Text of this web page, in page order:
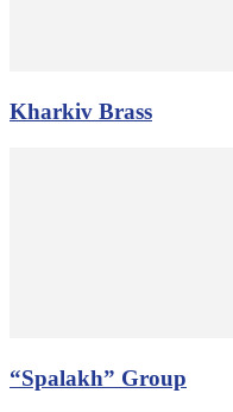
Kharkiv Brass
“Spalakh” Group